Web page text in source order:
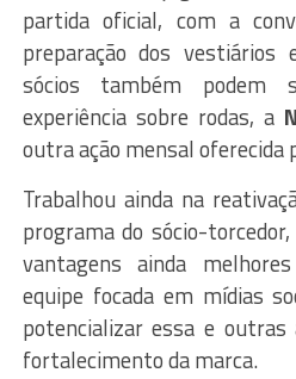
partida oficial, com a
preparação dos vestiários
sócios também
experiência sobre rodas, a
outra ação mensal oferecida
Trabalhou ainda na
programa do sócio-
vantagens ainda
equipe focada em mídias
potencializar essa e
fortalecimento da marca.